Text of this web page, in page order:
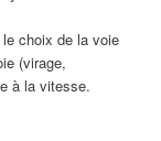
choix de la voie
(virage,
à la vitesse.